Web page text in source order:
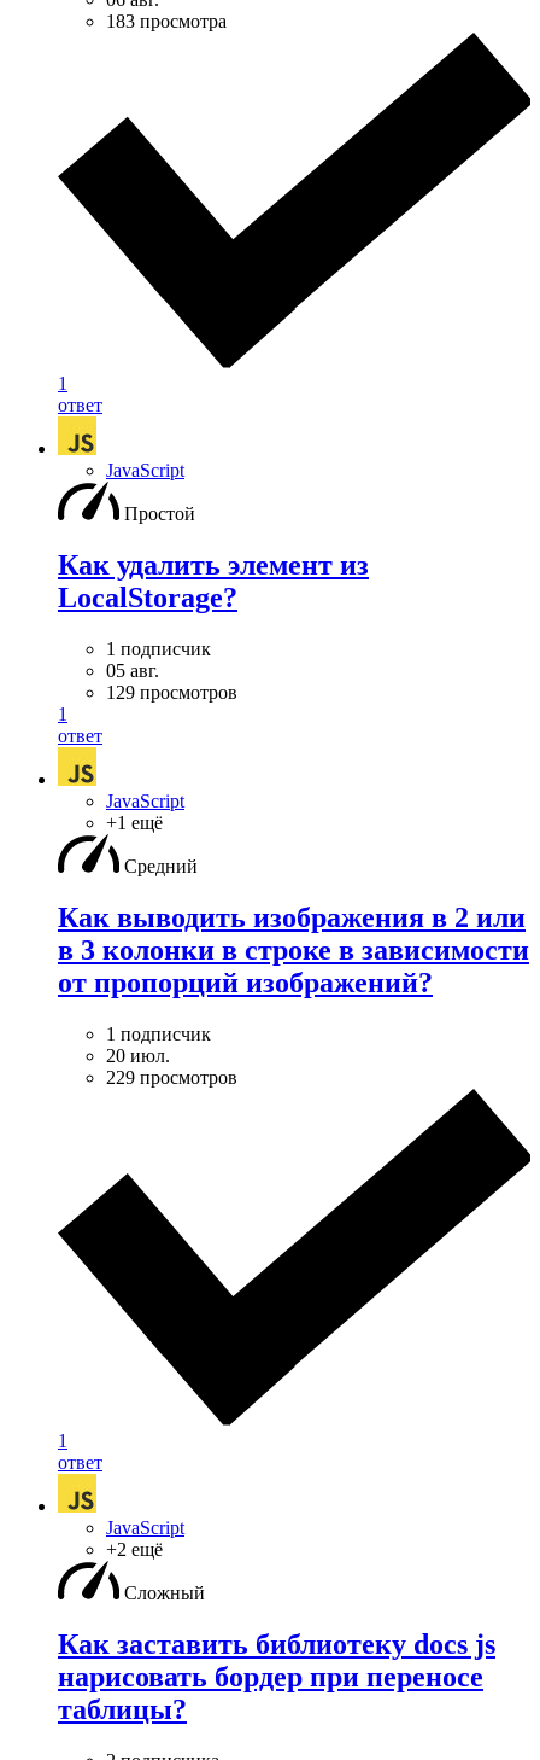
183 просмотра
1
ответ
JavaScript
Простой
Как удалить элемент из
LocalStorage?
1 подписчик
05 авг.
129 просмотров
1
ответ
JavaScript
+1 ещё
Средний
Как выводить изображения в 2 или
в 3 колонки в строке в зависимости
от пропорций изображений?
1 подписчик
20 июл.
229 просмотров
1
ответ
JavaScript
+2 ещё
Сложный
Как заставить библиотеку docs js
нарисовать бордер при переносе
таблицы?